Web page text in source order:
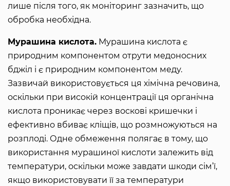
лише після того, як моніторинг зазначить, що
обробка необхідна.
Мурашина кислота. Мурашина кислота є
природним компонентом отрути медоносних
бджіл і є природним компонентом меду.
Зазвичай використовується ця хімічна речовина,
оскільки при високій концентрації ця органічна
кислота проникає через воскові кришечки і
ефективно вбиває кліщів, що розмножуються на
розплоді. Одне обмеження полягає в тому, що
використання мурашиної кислоти залежить від
температури, оскільки може завдати шкоди сім’ї,
якщо використовувати її за температури